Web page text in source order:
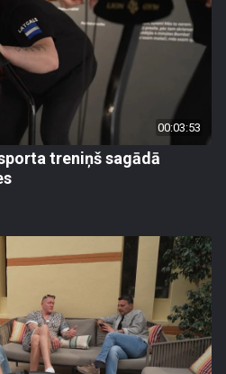
00:03:53
treniņš sagādā